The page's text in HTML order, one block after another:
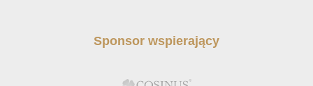
Sponsor wspierający